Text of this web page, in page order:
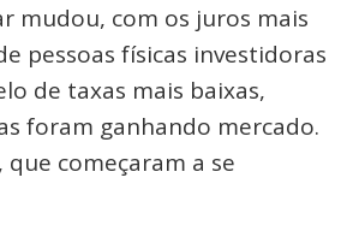
mudou, com os juros mais
pessoas físicas investidoras
de taxas mais baixas,
foram ganhando mercado.
começaram a se